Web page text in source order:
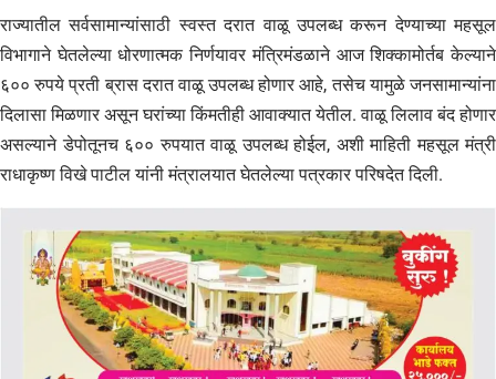
राज्यातील सर्वसामान्यांसाठी स्वस्त दरात वाळू उपलब्ध करून देण्याच्या महसूल
विभागाने घेतलेल्या धोरणात्मक निर्णयावर मंत्रिमंडळाने आज शिक्कामोर्तब केल्याने
६०० रुपये प्रती ब्रास दरात वाळू उपलब्ध होणार आहे, तसेच यामुळे जनसामान्यांना
दिलासा मिळणार असून घरांच्या किंमतीही आवाक्यात येतील. वाळू लिलाव बंद होणार
असल्याने डेपोतूनच ६०० रुपयात वाळू उपलब्ध होईल, अशी माहिती महसूल मंत्री
राधाकृष्ण विखे पाटील यांनी मंत्रालयात घेतलेल्या पत्रकार परिषदेत दिली.